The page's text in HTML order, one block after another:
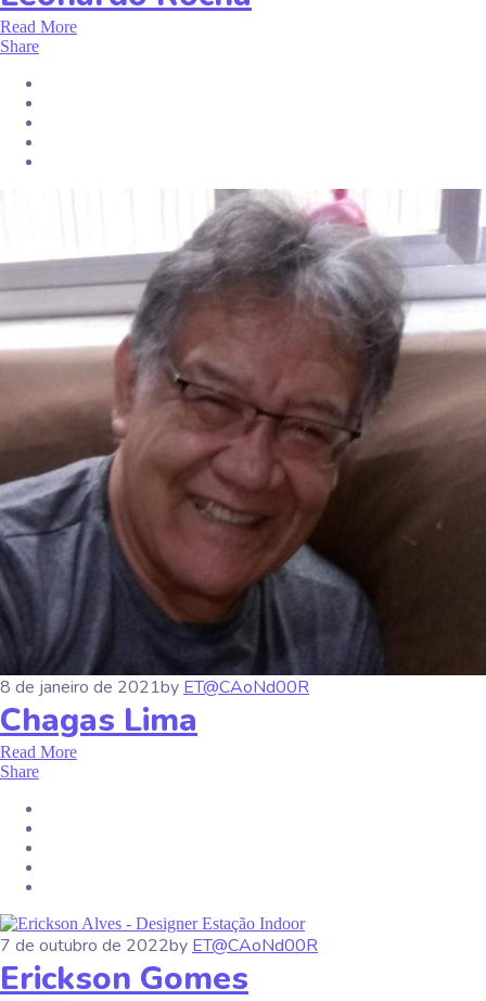
Read More
Share
8 de janeiro de 2021by ET@CAoNd00R
Chagas Lima
Read More
Share
7 de outubro de 2022by ET@CAoNd00R
Erickson Gomes